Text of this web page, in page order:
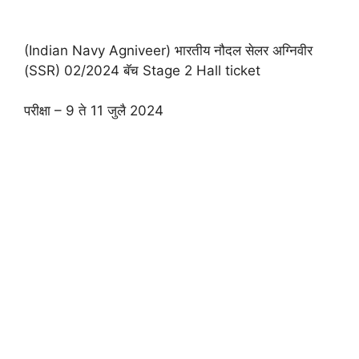
(Indian Navy Agniveer) भारतीय नौदल सेलर अग्निवीर
(SSR) 02/2024 बॅच Stage 2 Hall ticket
परीक्षा – 9 ते 11 जुलै 2024